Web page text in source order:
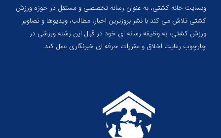
وبسایت خانه کشتی، به عنوان رسانه تخصصی و مستقل در حوزه ورزش
کشتی تلاش می کند با نشر بروزترین اخبار، مطالب، ویدیوها و تصاویر
ورزش کشتی، به وظیفه رسانه ای خود در قبال این رشته ورزشی در
چارچوب رعایت اخلاق و مقررات حرفه ای خبرنگاری عمل کند.